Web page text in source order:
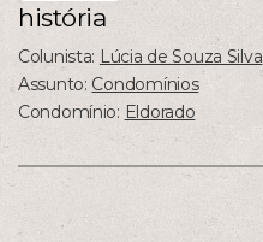
história
Colunista: Lúcia de Souza Silva
Assunto: Condomínios
Condomínio: Eldorado